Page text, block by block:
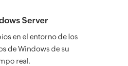
Server
en el entorno de los
de Windows de su
real.